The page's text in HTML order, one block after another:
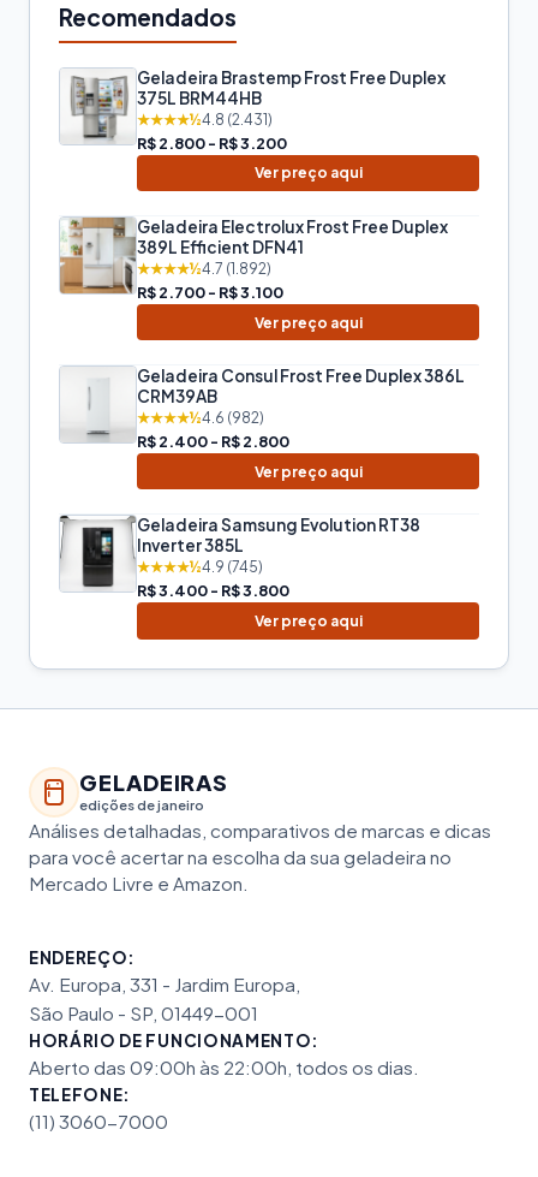
Recomendados
Geladeira Brastemp Frost Free Duplex
375L BRM44HB
★★★★½4.8 (2.431)
R$ 2.800 - R$ 3.200
Ver preço aqui
Geladeira Electrolux Frost Free Duplex
389L Efficient DFN41
★★★★½4.7 (1.892)
R$ 2.700 - R$ 3.100
Ver preço aqui
Geladeira Consul Frost Free Duplex 386L
CRM39AB
★★★★½4.6 (982)
R$ 2.400 - R$ 2.800
Ver preço aqui
Geladeira Samsung Evolution RT38
Inverter 385L
★★★★½4.9 (745)
R$ 3.400 - R$ 3.800
Ver preço aqui
GELADEIRAS
edições de janeiro
Análises detalhadas, comparativos de marcas e dicas
para você acertar na escolha da sua geladeira no
Mercado Livre e Amazon.
ENDEREÇO:
Av. Europa, 331 - Jardim Europa,
São Paulo - SP, 01449-001
HORÁRIO DE FUNCIONAMENTO:
Aberto das 09:00h às 22:00h, todos os dias.
TELEFONE:
(11) 3060-7000